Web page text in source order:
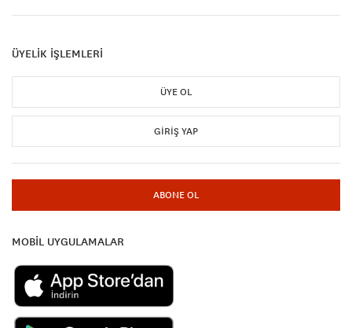
ÜYELİK İŞLEMLERİ
ÜYE OL
GIRIŞ YAP
ABONE OL
MOBİL UYGULAMALAR